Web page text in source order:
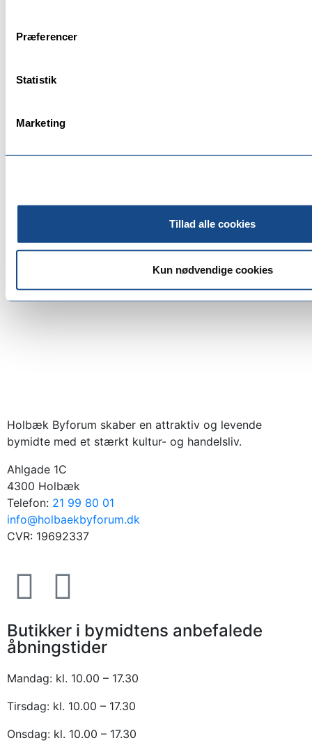
Præferencer
Statistik
Marketing
Tillad alle cookies
Kun nødvendige cookies
Holbæk Byforum skaber en attraktiv og levende
bymidte med et stærkt kultur- og handelsliv.
Ahlgade 1C
4300 Holbæk
Telefon: 21 99 80 01
info@holbaekbyforum.dk
CVR: 19692337
Butikker i bymidtens anbefalede
åbningstider
Mandag: kl. 10.00 – 17.30
Tirsdag: kl. 10.00 – 17.30
Onsdag: kl. 10.00 – 17.30